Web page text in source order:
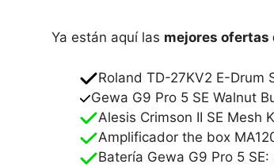
Ya están aquí las mejores ofertas
Roland TD-27KV2 E-Drum
Gewa G9 Pro 5 SE Walnut
Alesis Crimson II SE Mesh
Amplificador the box
Batería Gewa G9 Pro 5 SE: